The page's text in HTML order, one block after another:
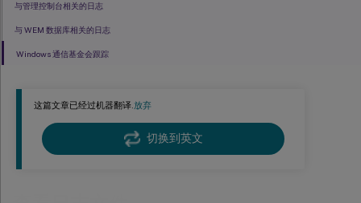
这篇文章已经过机器翻译.放弃
切换到英文
与管理控制台相关的日志
与 WEM 数据库相关的日志
Windows 通信基金会跟踪